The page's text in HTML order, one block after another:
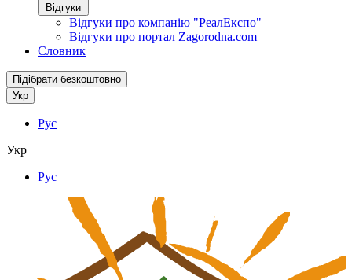
Відгуки
Відгуки про компанію "РеалЕкспо"
Відгуки про портал Zagorodna.com
Словник
Підібрати безкоштовно
Укр
Рус
Укр
Рус